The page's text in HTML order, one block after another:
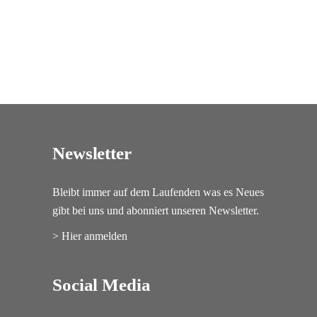
Newsletter
Bleibt immer auf dem Laufenden was es Neues
gibt bei uns und abonniert unseren Newsletter.
> Hier anmelden
Social Media